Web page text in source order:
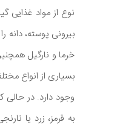
نوع از مواد
بیرونی پوسته، دانه
خرما و نارگیل
بسیاری از انواع
وجود دارد. در حالی
به قرمز، زرد یا